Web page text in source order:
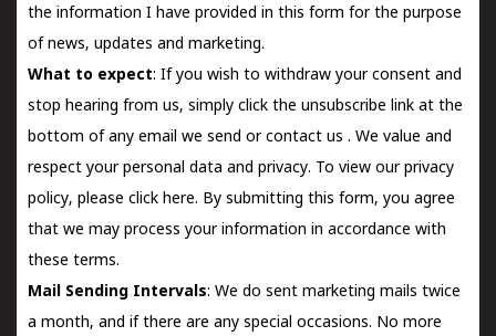
the information I have provided in this form for the purpose
of news, updates and marketing.
What to expect: If you wish to withdraw your consent and
stop hearing from us, simply click the unsubscribe link at the
bottom of any email we send orcontact us . We value and
respect your personal data and privacy. To view our privacy
policy, please click here. By submitting this form, you agree
that we may process your information in accordance with
these terms.
Mail Sending Intervals: We do sent marketing mails twice
a month, and if there are any special occasions. No more